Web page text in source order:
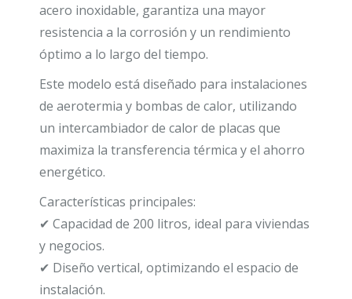
acero inoxidable, garantiza una mayor
resistencia a la corrosión y un rendimiento
óptimo a lo largo del tiempo.
Este modelo está diseñado para instalaciones
de aerotermia y bombas de calor, utilizando
un intercambiador de calor de placas que
maximiza la transferencia térmica y el ahorro
energético.
Características principales:
✔ Capacidad de 200 litros, ideal para viviendas
y negocios.
✔ Diseño vertical, optimizando el espacio de
instalación.